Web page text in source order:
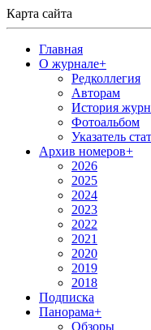
Карта сайта
Главная
О журнале+
Редколлегия
Авторам
История
Фотоальбом
Указатель
Архив номеров+
2026
2025
2024
2023
2022
2021
2020
2019
2018
Подписка
Панорама+
Обзоры